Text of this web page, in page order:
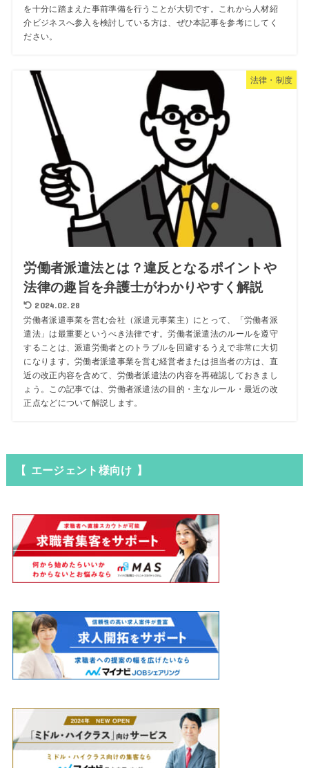
を十分に踏まえた事前準備を行うことが大切です。これから人材紹
介ビジネスへ参入を検討している方は、ぜひ本記事を参考にしてく
ださい。
法律・制度
労働者派遣法とは？違反となるポイントや
法律の趣旨を弁護士がわかりやすく解説
2024.02.28
労働者派遣事業を営む会社（派遣元事業主）にとって、「労働者派
遣法」は最重要というべき法律です。労働者派遣法のルールを遵守
することは、派遣労働者とのトラブルを回避するうえで非常に大切
になります。労働者派遣事業を営む経営者または担当者の方は、直
近の改正内容を含めて、労働者派遣法の内容を再確認しておきまし
ょう。この記事では、労働者派遣法の目的・主なルール・最近の改
正点などについて解説します。
【 エージェント様向け 】